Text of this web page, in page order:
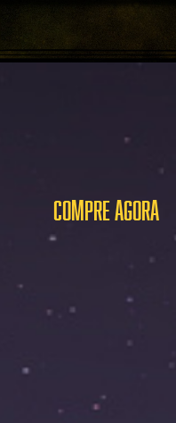
COMPRE AGORA